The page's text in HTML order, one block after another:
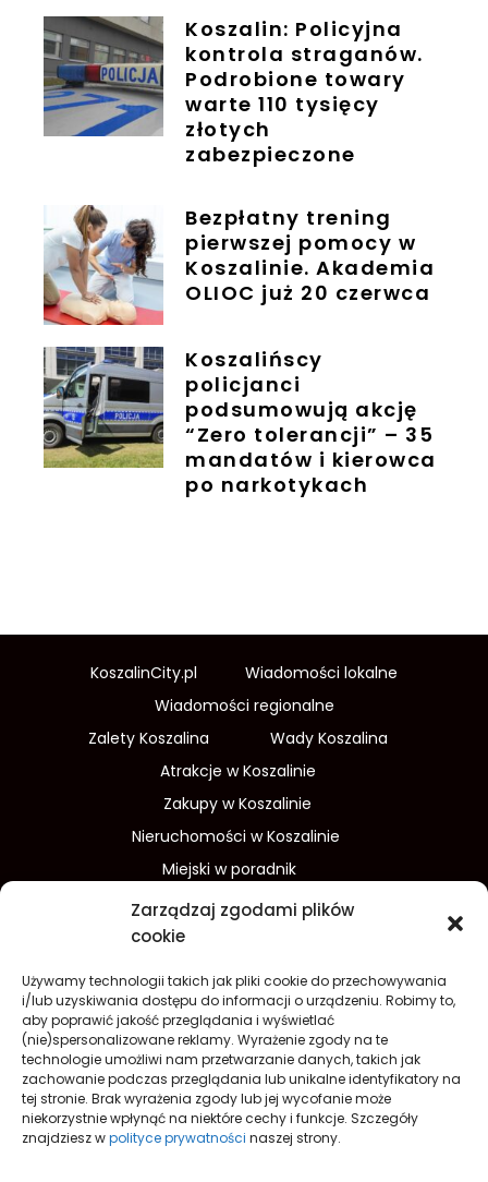
Zarządzaj zgodami plików
cookie
Używamy technologii takich jak pliki cookie do przechowywania
i/lub uzyskiwania dostępu do informacji o urządzeniu. Robimy to,
aby poprawić jakość przeglądania i wyświetlać
(nie)spersonalizowane reklamy. Wyrażenie zgody na te
technologie umożliwi nam przetwarzanie danych, takich jak
zachowanie podczas przeglądania lub unikalne identyfikatory na
tej stronie. Brak wyrażenia zgody lub jej wycofanie może
niekorzystnie wpłynąć na niektóre cechy i funkcje. Szczegóły
znajdziesz wpolityce prywatności naszej strony.
Koszalin: Policyjna
kontrola straganów.
Podrobione towary
warte 110 tysięcy
złotych
zabezpieczone
Bezpłatny trening
pierwszej pomocy w
Koszalinie. Akademia
OLIOC już 20 czerwca
Koszalińscy
policjanci
podsumowują akcję
“Zero tolerancji” – 35
mandatów i kierowca
po narkotykach
KoszalinCity.pl
Wiadomości lokalne
Wiadomości regionalne
Zalety Koszalina
Wady Koszalina
Atrakcje w Koszalinie
Zakupy w Koszalinie
Nieruchomości w Koszalinie
Miejski w poradnik
Wydarzenia w Koszalinie
Sport w Koszalinie
Finanse i inwestycje
Dom i ogród
Turystyka
Lifestyle
O nas
Redakcja
Reklama
Kontakt
Prywatność
Polityka prywatności Cookies (EU)